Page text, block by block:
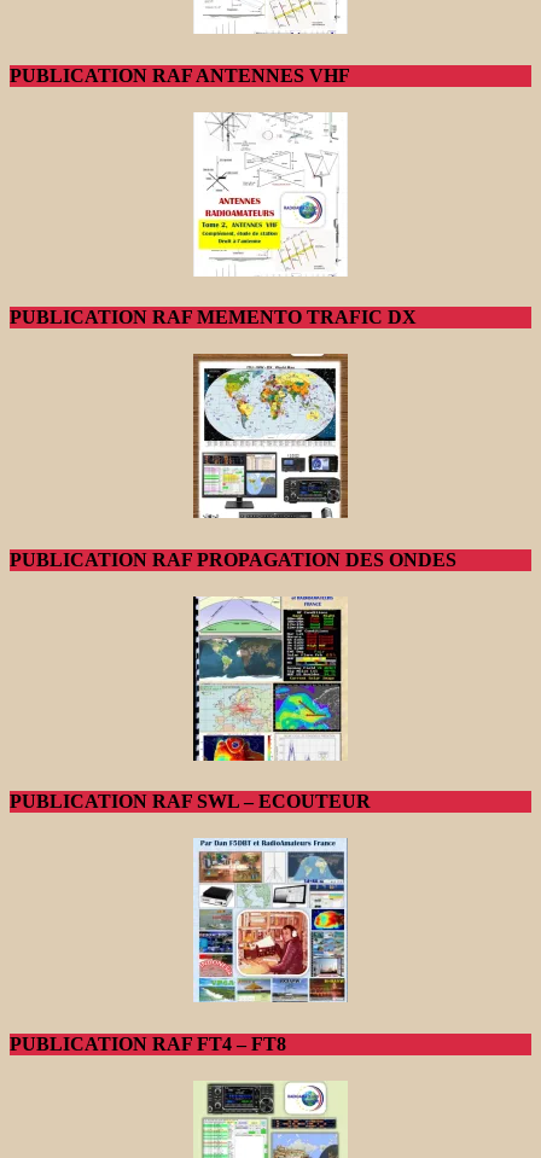
PUBLICATION RAF ANTENNES VHF
PUBLICATION RAF MEMENTO TRAFIC DX
PUBLICATION RAF PROPAGATION DES ONDES
PUBLICATION RAF SWL – ECOUTEUR
PUBLICATION RAF FT4 – FT8